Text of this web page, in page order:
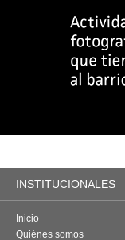
INSTITUCIONALES
Inicio
Quiénes somos